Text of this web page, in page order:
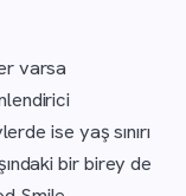
varsa
ise yaş sınırı
bir birey de